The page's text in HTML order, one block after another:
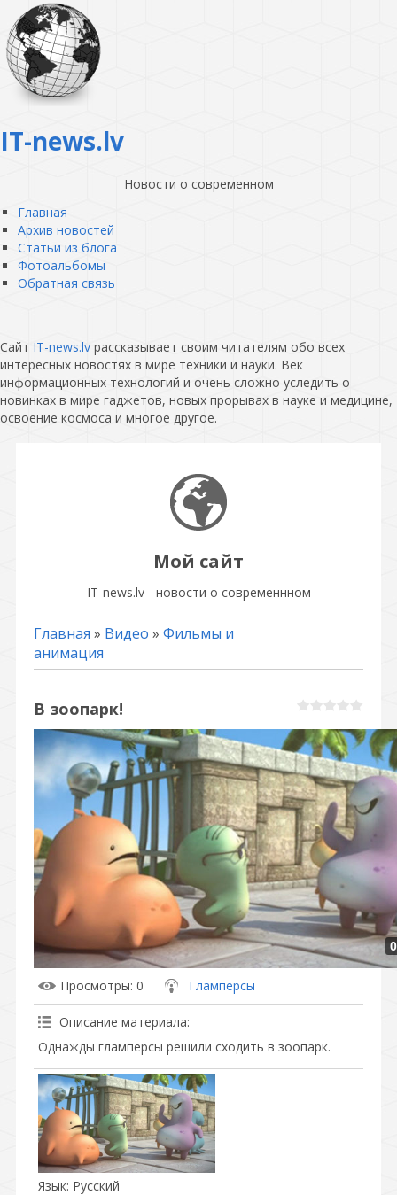
IT-news.lv
Новости о современном
Главная
Архив новостей
Статьи из блога
Фотоальбомы
Обратная связь
Сайт IT-news.lv рассказывает своим читателям обо всех
интересных новостях в мире техники и науки. Век
информационных технологий и очень сложно уследить о
новинках в мире гаджетов, новых прорывах в науке и медицине,
освоение космоса и многое другое.
Мой сайт
IT-news.lv - новости о современнном
Главная » Видео » Фильмы и
анимация
В зоопарк!
Просмотры: 0 Гламперсы
Описание материала:
Однажды гламперсы решили сходить в зоопарк.
Язык: Русский